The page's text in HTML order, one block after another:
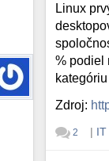
Linux
% podiel
Zdroj:
2 | IT